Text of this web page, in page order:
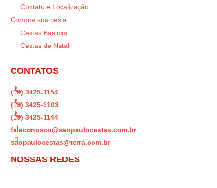
Contato e Localização
Compre sua cesta
Cestas Básicas
Cestas de Natal
CONTATOS

(19) 3425-1154

(19) 3425-3103

(19) 3425-1144

faleconosco@saopaulocestas.com.br

saopaulocestas@terra.com.br
NOSSAS REDES